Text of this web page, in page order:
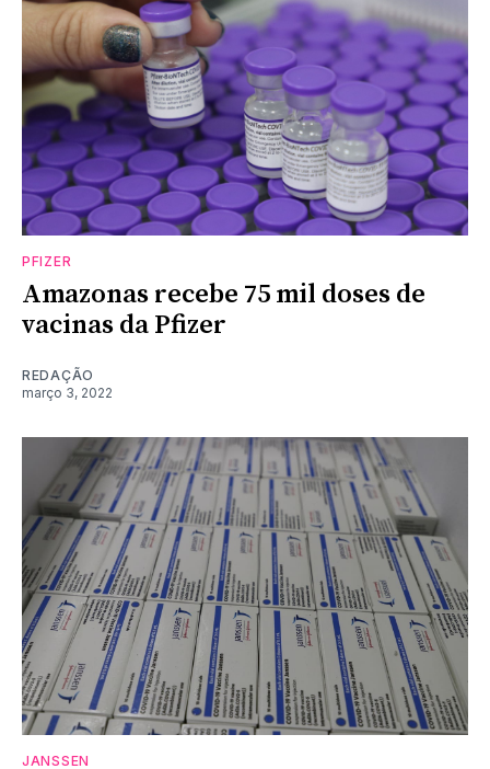
PFIZER
Amazonas recebe 75 mil doses de
vacinas da Pfizer
REDAÇÃO
março 3, 2022
JANSSEN